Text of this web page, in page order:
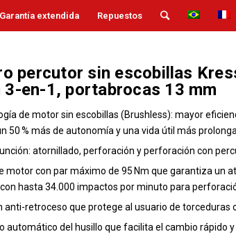
Garantía extendida Repuestos
percutor sin escobillas
3-en-1, portabrocas 13 mm
de motor sin escobillas (Brushless): mayor
50 % más de autonomía y una vida útil más
atornillado, perforación y perforación con
motor con par máximo de 95 Nm que garantiza un
hasta 34.000 impactos por minuto para
anti-retroceso que protege al usuario de torceduras
automático del husillo que facilita el cambio rápido